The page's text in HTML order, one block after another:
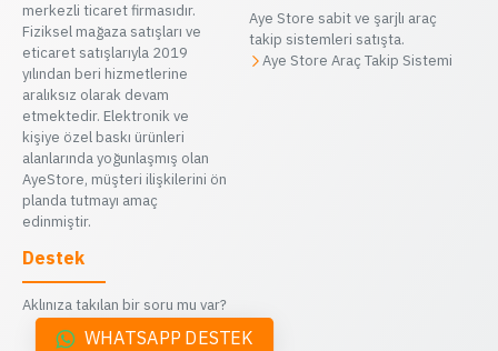
merkezli ticaret firmasıdır.
Fiziksel mağaza satışları ve
eticaret satışlarıyla 2019
yılından beri hizmetlerine
aralıksız olarak devam
etmektedir. Elektronik ve
kişiye özel baskı ürünleri
alanlarında yoğunlaşmış olan
AyeStore, müşteri ilişkilerini ön
planda tutmayı amaç
edinmiştir.
Aye Store sabit ve şarjlı araç
takip sistemleri satışta.
Aye Store Araç Takip Sistemi
Destek
Aklınıza takılan bir soru mu var?
WHATSAPP DESTEK